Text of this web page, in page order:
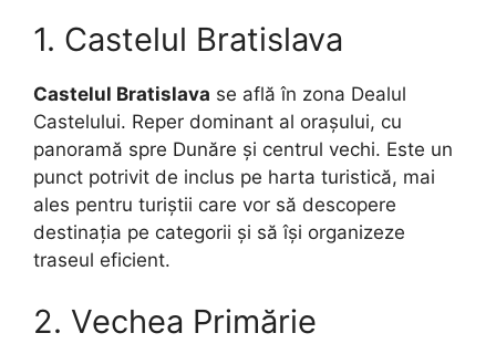
1. Castelul Bratislava
Castelul Bratislava se află în zona Dealul
Castelului. Reper dominant al orașului, cu
panoramă spre Dunăre și centrul vechi. Este un
punct potrivit de inclus pe harta turistică, mai
ales pentru turiștii care vor să descopere
destinația pe categorii și să își organizeze
traseul eficient.
2. Vechea Primărie